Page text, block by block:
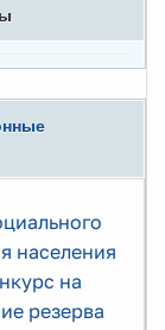
населения
на
резерва